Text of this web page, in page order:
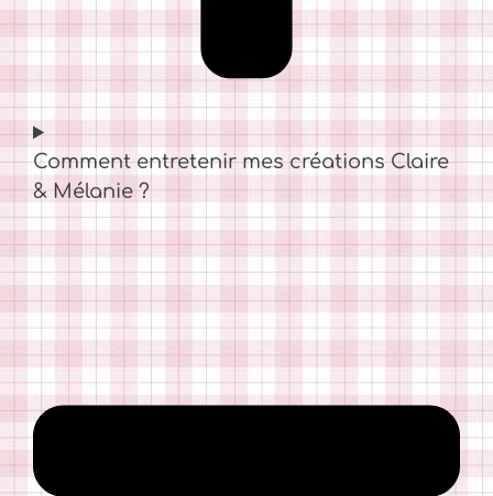
Comment entretenir mes créations Claire
& Mélanie ?